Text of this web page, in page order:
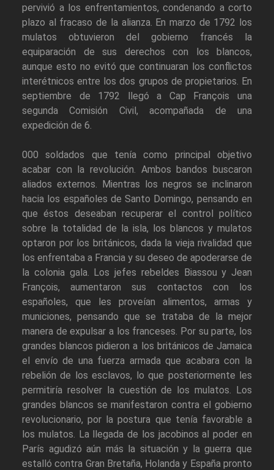
pervivió a los enfrentamientos, condenando a corto
plazo al fracaso de la alianza. En marzo de 1792 los
mulatos obtuvieron del gobierno francés la
equiparación de sus derechos con los blancos,
aunque esto no evitó que continuaran los conflictos
interétnicos entre los dos grupos de propietarios. En
septiembre de 1792 llegó a Cap François una
segunda Comisión Civil, acompañada de una
expedición de 6.
000 soldados que tenía como principal objetivo
acabar con la revolución. Ambos bandos buscaron
aliados externos. Mientras los negros se inclinaron
hacia los españoles de Santo Domingo, pensando en
que éstos deseaban recuperar el control político
sobre la totalidad de la isla, los blancos y mulatos
optaron por los británicos, dada la vieja rivalidad que
los enfrentaba a Francia y su deseo de apoderarse de
la colonia gala. Los jefes rebeldes Biassou y Jean
François, aumentaron sus contactos con los
españoles, que les proveían alimentos, armas y
municiones, pensando que se trataba de la mejor
manera de expulsar a los franceses. Por su parte, los
grandes blancos pidieron a los británicos de Jamaica
el envío de una fuerza armada que acabara con la
rebelión de los esclavos, lo que posteriormente les
permitiría resolver la cuestión de los mulatos. Los
grandes blancos se manifestaron contra el gobierno
revolucionario, por la postura que tenía favorable a
los mulatos. La llegada de los jacobinos al poder en
París agudizó aún más la situación y la guerra que
estalló contra Gran Bretaña, Holanda y España pronto